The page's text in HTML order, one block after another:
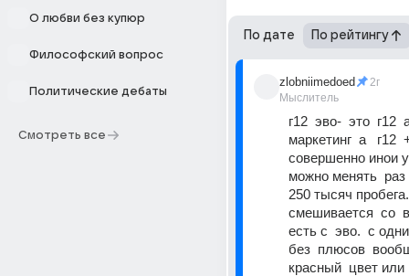
О любви без купюр
Философский вопрос
Политические дебаты
Смотреть все
По дате По рейтингу
zlobniimedoed
Мыслитель
2г
г12  эво-  это  г12
маркетинг  а   г12
совершенно инои
можно менять
250 тысяч пробега.
смешивается  со
есть с  эво.  с
без  плюсов
красный  цвет или